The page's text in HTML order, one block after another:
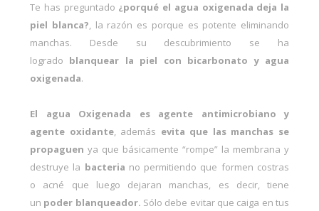
Te has preguntado ¿porqué el agua oxigenada deja la
piel blanca?, la razón es porque es potente eliminando
manchas. Desde su descubrimiento se ha
logrado blanquear la piel con bicarbonato y agua
oxigenada.
El agua Oxigenada es agente antimicrobiano y
agente oxidante, además evita que las manchas se
propaguen ya que básicamente “rompe” la membrana y
destruye la bacteria no permitiendo que formen costras
o acné que luego dejaran manchas, es decir, tiene
un poder blanqueador. Sólo debe evitar que caiga en tus